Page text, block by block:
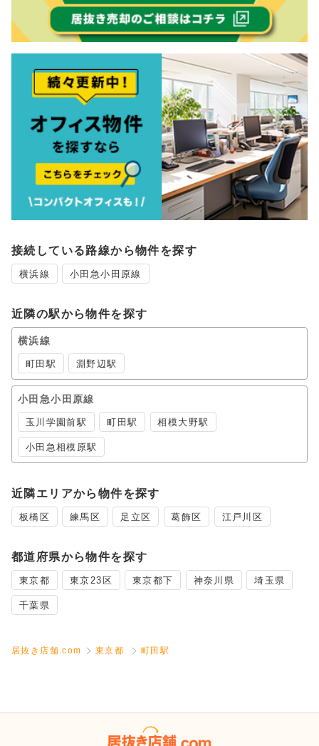
接続している路線から物件を探す
横浜線 小田急小田原線
近隣の駅から物件を探す
横浜線
町田駅 淵野辺駅
小田急小田原線
玉川学園前駅 町田駅 相模大野駅
小田急相模原駅
近隣エリアから物件を探す
板橋区 練馬区 足立区 葛飾区 江戸川区
都道府県から物件を探す
東京都 東京23区 東京都下 神奈川県 埼玉県
千葉県
居抜き店舗.com 東京都 町田駅